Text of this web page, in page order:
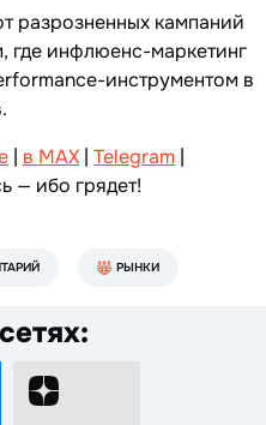
разрозненных кампаний
где инфлюенс-маркетинг
инструментом в
| в MAX | Telegram |
— ибо грядет!
РЫНКИ